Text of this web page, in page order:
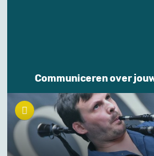
Communiceren over